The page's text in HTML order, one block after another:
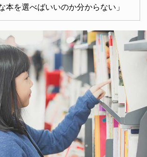
本を選べばいいのか分からない」